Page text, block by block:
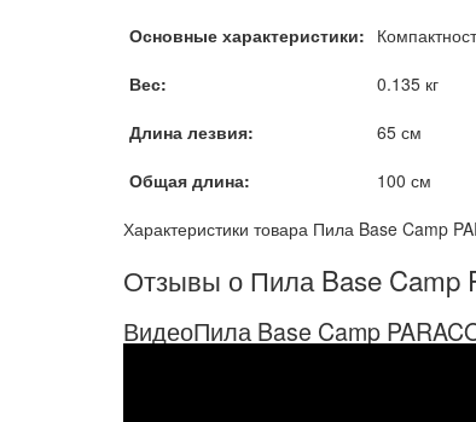
Основные характеристики:
Вес:
0.135 кг
Длина лезвия:
65 см
Общая длина:
100 см
Характеристики товара Пила Base Camp
Отзывы о Пила Base Camp
ВидеоПила Base Camp